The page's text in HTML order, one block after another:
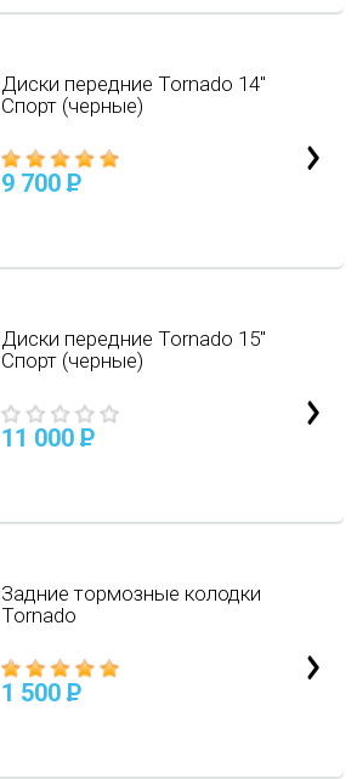
Диски передние Tornado 14"
Спорт (черные)
9 700 P
Диски передние Tornado 15"
Спорт (черные)
11 000 P
Задние тормозные колодки
Tornado
1 500 P